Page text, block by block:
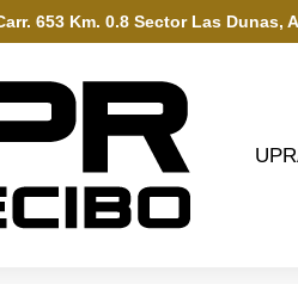
653 Km. 0.8 Sector Las Dunas,